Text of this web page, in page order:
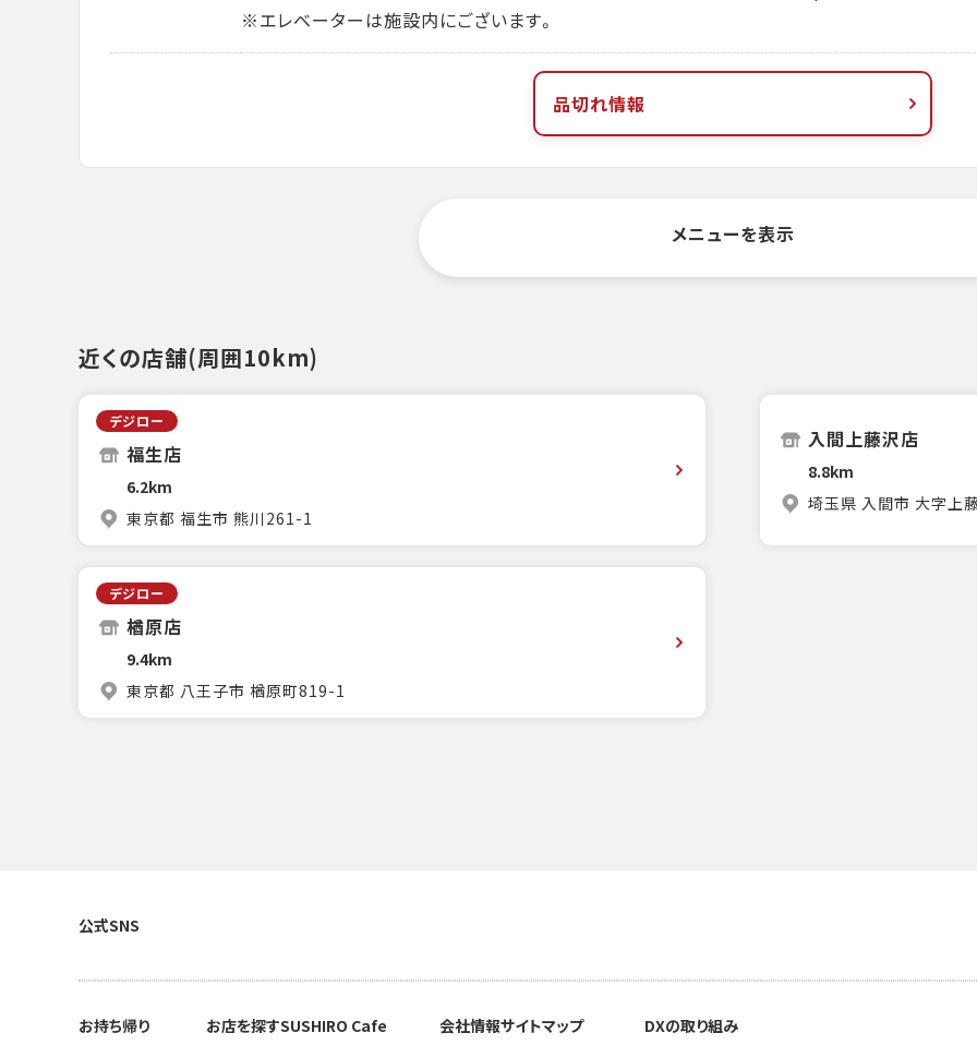
※エレベーターは施設内にございます。
品切れ情報
メニューを表示
近くの店舗(周囲10km)
デジロー
福生店
6.2km
東京都 福生市 熊川261-1
入間上藤沢店
8.8km
埼玉県 入間市 大字上
デジロー
楢原店
9.4km
東京都 八王子市 楢原町819-1
公式SNS
お持ち帰り お店を探すSUSHIRO Cafe 会社情報サイトマップ DXの取り組み